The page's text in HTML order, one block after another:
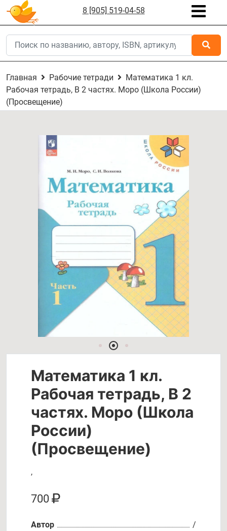
8 [905] 519-04-58
Главная Рабочие тетради
Математика 1 кл.
Рабочая тетрадь, В 2 частях. Моро (Школа России)
(Просвещение)
Математика 1 кл.
Рабочая тетрадь, В 2
частях. Моро (Школа
России)
(Просвещение)
,
700
Автор
/